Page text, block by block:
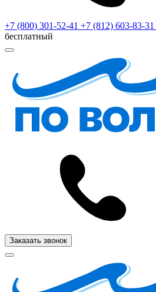
+7 (800) 301-52-41 +7 (812) 603-83-31
бесплатный
Заказать звонок